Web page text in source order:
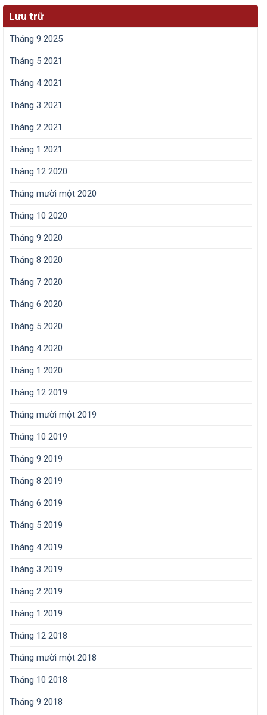
Lưu trữ
Tháng 9 2025
Tháng 5 2021
Tháng 4 2021
Tháng 3 2021
Tháng 2 2021
Tháng 1 2021
Tháng 12 2020
Tháng mười một 2020
Tháng 10 2020
Tháng 9 2020
Tháng 8 2020
Tháng 7 2020
Tháng 6 2020
Tháng 5 2020
Tháng 4 2020
Tháng 1 2020
Tháng 12 2019
Tháng mười một 2019
Tháng 10 2019
Tháng 9 2019
Tháng 8 2019
Tháng 6 2019
Tháng 5 2019
Tháng 4 2019
Tháng 3 2019
Tháng 2 2019
Tháng 1 2019
Tháng 12 2018
Tháng mười một 2018
Tháng 10 2018
Tháng 9 2018